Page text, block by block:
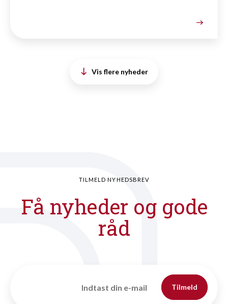
Vis flere nyheder
TILMELD NYHEDSBREV
Få nyheder og gode
råd
Tilmeld